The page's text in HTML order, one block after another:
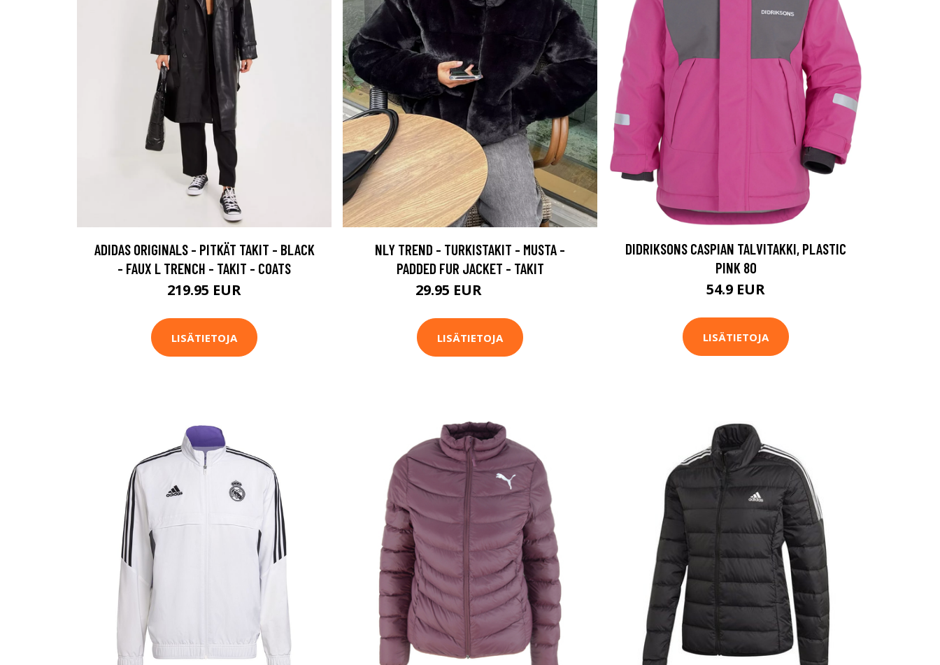
ADIDAS ORIGINALS - PITKÄT TAKIT - BLACK
- FAUX L TRENCH - TAKIT - COATS
219.95 EUR
LISÄTIETOJA
NLY TREND - TURKISTAKIT - MUSTA -
PADDED FUR JACKET - TAKIT
29.95 EUR
LISÄTIETOJA
DIDRIKSONS CASPIAN TALVITAKKI, PLASTIC
PINK 80
54.9 EUR
LISÄTIETOJA